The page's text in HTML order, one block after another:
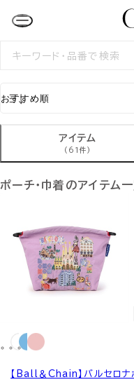
検
アイテム
(61件)
ポーチ・巾着のアイテム
【Ball＆Chain】バルセロナ